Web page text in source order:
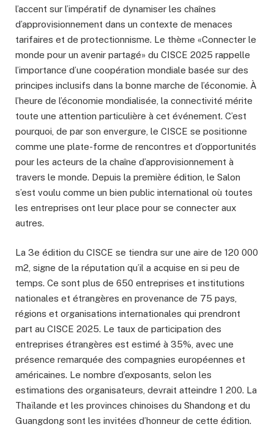
l’accent sur l’impératif de dynamiser les chaînes
d’approvisionnement dans un contexte de menaces
tarifaires et de protectionnisme. Le thème «Connecter le
monde pour un avenir partagé» du CISCE 2025 rappelle
l’importance d’une coopération mondiale basée sur des
principes inclusifs dans la bonne marche de l’économie. À
l’heure de l’économie mondialisée, la connectivité mérite
toute une attention particulière à cet événement. C’est
pourquoi, de par son envergure, le CISCE se positionne
comme une plate-forme de rencontres et d’opportunités
pour les acteurs de la chaîne d’approvisionnement à
travers le monde. Depuis la première édition, le Salon
s’est voulu comme un bien public international où toutes
les entreprises ont leur place pour se connecter aux
autres.
La 3e édition du CISCE se tiendra sur une aire de 120 000
m2, signe de la réputation qu’il a acquise en si peu de
temps. Ce sont plus de 650 entreprises et institutions
nationales et étrangères en provenance de 75 pays,
régions et organisations internationales qui prendront
part au CISCE 2025. Le taux de participation des
entreprises étrangères est estimé à 35%, avec une
présence remarquée des compagnies européennes et
américaines. Le nombre d’exposants, selon les
estimations des organisateurs, devrait atteindre 1 200. La
Thaïlande et les provinces chinoises du Shandong et du
Guangdong sont les invitées d’honneur de cette édition.